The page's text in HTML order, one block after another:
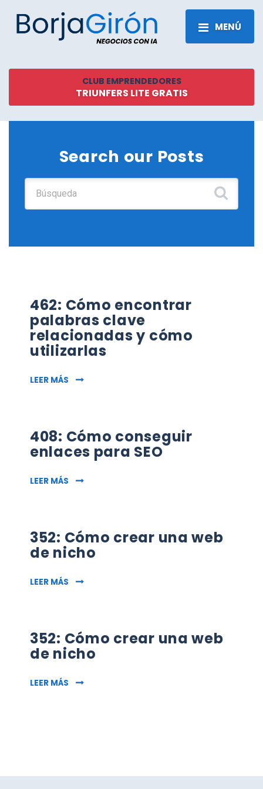
MENÚ
CLUB EMPRENDEDORES
TRIUNFERS LITE GRATIS
Search our Posts
462: Cómo encontrar
palabras clave
relacionadas y cómo
utilizarlas
LEER MÁS 462: CÓMO ENCONTRAR PALABRAS CLAVE
408: Cómo conseguir
enlaces para SEO
LEER MÁS 408: CÓMO CONSEGUIR ENLACES PARA SEO
352: Cómo crear una web
de nicho
LEER MÁS 352: CÓMO CREAR UNA WEB DE NICHO
352: Cómo crear una web
de nicho
LEER MÁS 352: CÓMO CREAR UNA WEB DE NICHO